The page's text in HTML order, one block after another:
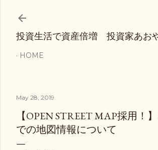
投資生活で資産倍増 投資家あお
HOME
May 28, 2019
【OPEN STREET MAP採用！
での地図情報について